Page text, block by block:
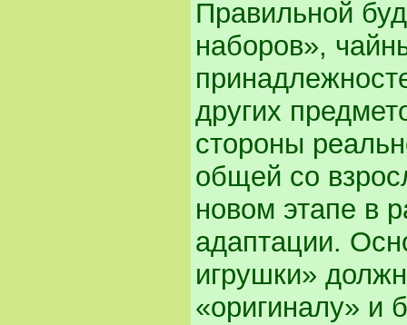
Правильной
наборов»,
других
стороны
общей со
новом этапе в
адаптации.
игрушки»
«оригиналу» и